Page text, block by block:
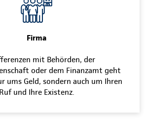
Firma
mit Behörden, der
oder dem Finanzamt geht
ums Geld, sondern auch um Ihren
Ruf und Ihre Existenz.